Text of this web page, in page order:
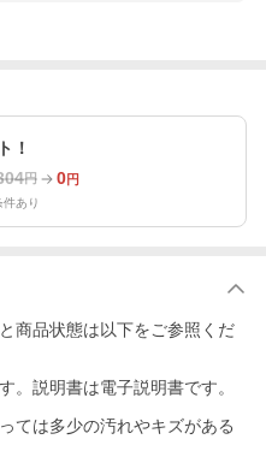
！
円 0円
あり
商品状態は以下をご参照くだ
。説明書は電子説明書です。
ては多少の汚れやキズがある